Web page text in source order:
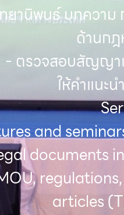
ยานิพนธ์ บทความ
ด้านก
- ตรวจสอบสัญญา
ให้คำแนะ
and
documents
articles